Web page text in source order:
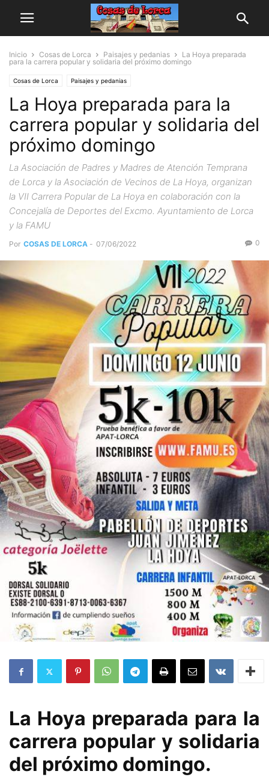
Inicio Cosas de Lorca Paisajes y pedanias
La Hoya preparada
para la carrera popular y solidaria del próximo domingo
Cosas de Lorca Paisajes y pedanias
La Hoya preparada para la
carrera popular y solidaria del
próximo domingo
La Asociación de Padres y Madres de Atención Temprana
de Lorca y la Asociación de Vecinos de La Hoya, organizan
la VII Carrera Popular de La Hoya en colaboración con la
Concejalía de Deportes del Excmo. Ayuntamiento de Lorca
y la FAMU
Por COSAS DE LORCA - 07/06/2022 0
La Hoya preparada para la
carrera popular y solidaria
del próximo domingo.